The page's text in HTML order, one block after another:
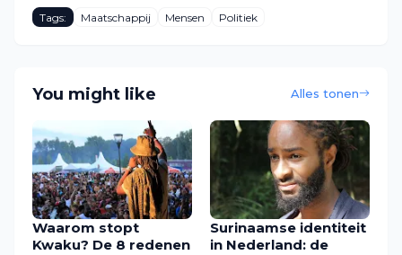
Tags: Maatschappij Mensen Politiek
You might like Alles tonen
Waarom stopt
Kwaku? De 8 redenen
Surinaamse identiteit
in Nederland: de